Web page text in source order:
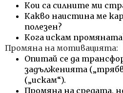
Кои са силните ми
Какво наистина ме
полезен?
Кога искам
Промяна на мотивацията:
Опитай се да
задълженията
(„искам“).
Промяна на средата,